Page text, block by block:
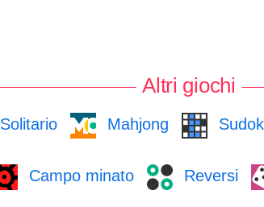
Altri giochi
Solitario Mahjong
Campo minato Reversi